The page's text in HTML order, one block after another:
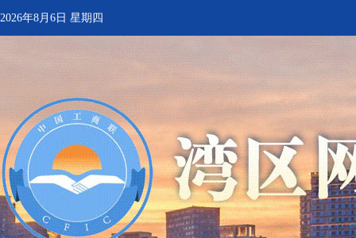
2026年8月6日 星期四